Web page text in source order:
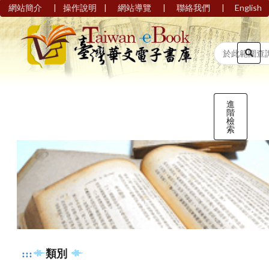
網站簡介 | 操作說明 | 網站導覽 | 聯絡我們 | English
進
階
檢
索
::: 類別